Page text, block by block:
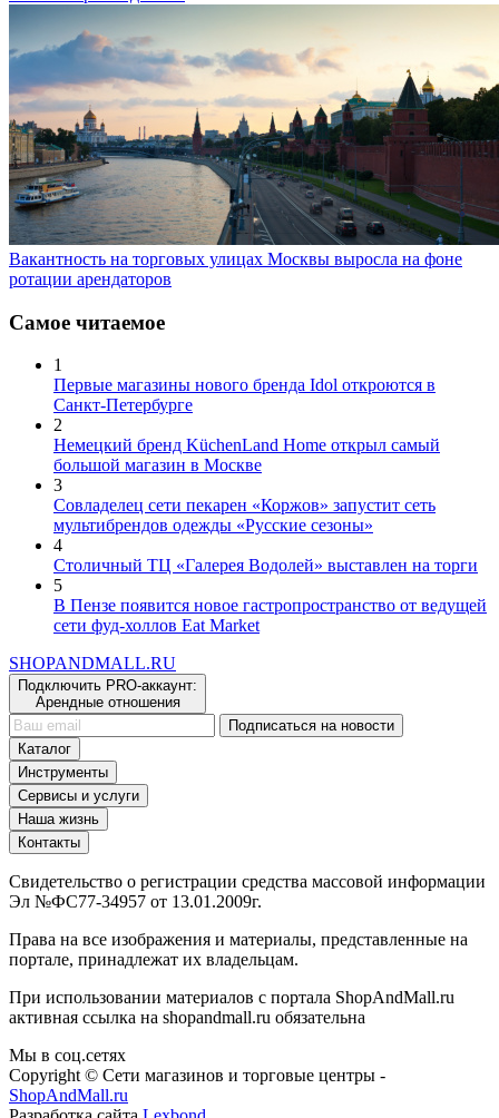
Вакантность на торговых улицах Москвы выросла на фоне
ротации арендаторов
Первые магазины нового бренда Idol откроются в
Санкт-Петербурге
2
Немецкий бренд KüchenLand Home открыл самый
большой магазин в Москве
3
Совладелец сети пекарен «Коржов» запустит сеть
мультибрендов одежды «Русские сезоны»
4
Столичный ТЦ «Галерея Водолей» выставлен на торги
5
В Пензе появится новое гастропространство от ведущей
сети фуд-холлов Eat Market
Подключить PRO-аккаунт:
Арендные отношения
Подписаться на новости
Каталог
Инструменты
Сервисы и услуги
Наша жизнь
Контакты
Эл №ФС77-34957 от 13.01.2009г.
портале, принадлежат их владельцам.
активная ссылка на shopandmall.ru обязательна
Copyright © Сети магазинов и торговые центры -
ShopAndMall.ru
Разработка сайта